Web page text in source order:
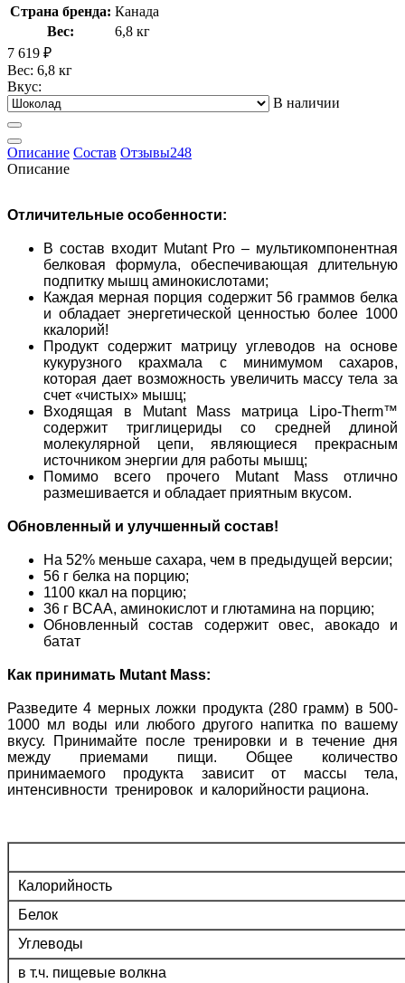
Страна бренда: Канада
Вес:
6,8 кг
7 619 ₽
Вес: 6,8 кг
Вкус:
В наличии
Описание Состав Отзывы248
Описание
Отличительные особенности:
В состав входит Mutant Pro – мультикомпонентная
белковая формула, обеспечивающая длительную
подпитку мышц аминокислотами;
Каждая мерная порция содержит 56 граммов белка
и обладает энергетической ценностью более 1000
ккалорий!
Продукт содержит матрицу углеводов на основе
кукурузного крахмала с минимумом сахаров,
которая дает возможность увеличить массу тела за
счет «чистых» мышц;
Входящая в Mutant Mass матрица Lipo-Therm™
содержит триглицериды со средней длиной
молекулярной цепи, являющиеся прекрасным
источником энергии для работы мышц;
Помимо всего прочего Mutant Mass отлично
размешивается и обладает приятным вкусом.
Обновленный и улучшенный состав!
На 52% меньше сахара, чем в предыдущей версии;
56 г белка на порцию;
1100 ккал на порцию;
36 г BCAA, аминокислот и глютамина на порцию;
Обновленный состав содержит овес, авокадо и
батат
Как принимать Mutant Mass:
Разведите 4 мерных ложки продукта (280 грамм) в 500-
1000 мл воды или любого другого напитка по вашему
вкусу. Принимайте после тренировки и в течение дня
между приемами пищи. Общее количество
принимаемого продукта зависит от массы тела,
интенсивности тренировок и калорийности рациона.
Калорийность
Белок
Углеводы
в т.ч. пищевые волкна